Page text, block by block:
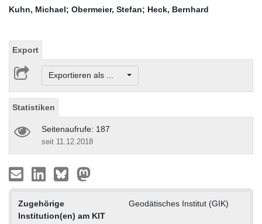
Kuhn, Michael; Obermeier, Stefan; Heck, Bernhard
Export
Exportieren als ...
Statistiken
Seitenaufrufe: 187
seit 11.12.2018
Zugehörige
Institution(en) am KIT
Geodätisches Institut (GIK)